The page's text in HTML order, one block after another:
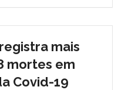
mais
mortes em
Covid-19